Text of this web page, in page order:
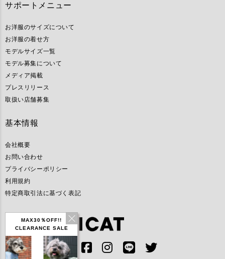
MAX30％OFF!!
CLEARANCE SALE
サポートメニュー
お洋服のサイズについて
お洋服の着せ方
モデルサイズ一覧
モデル募集について
メディア掲載
プレスリリース
取扱い店舗募集
基本情報
会社概要
お問い合わせ
プライバシーポリシー
利用規約
特定商取引法に基づく表記